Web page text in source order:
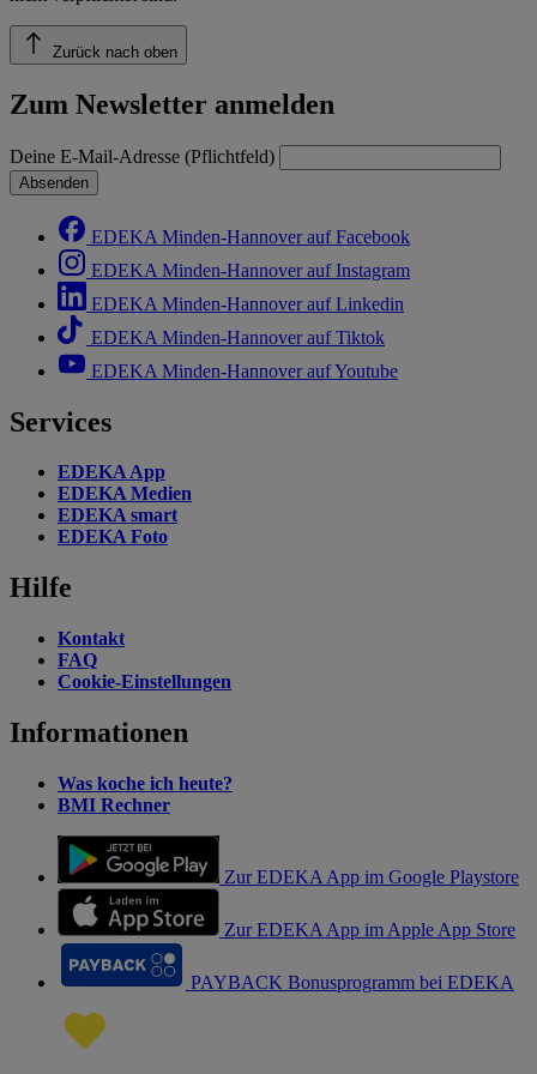
Zurück nach oben
Zum Newsletter anmelden
Deine E-Mail-Adresse (Pflichtfeld)
Absenden
EDEKA Minden-Hannover auf Facebook
EDEKA Minden-Hannover auf Instagram
EDEKA Minden-Hannover auf Linkedin
EDEKA Minden-Hannover auf Tiktok
EDEKA Minden-Hannover auf Youtube
Services
EDEKA App
EDEKA Medien
EDEKA smart
EDEKA Foto
Hilfe
Kontakt
FAQ
Cookie-Einstellungen
Informationen
Was koche ich heute?
BMI Rechner
Zur EDEKA App im Google Playstore
Zur EDEKA App im Apple App Store
PAYBACK Bonusprogramm bei EDEKA